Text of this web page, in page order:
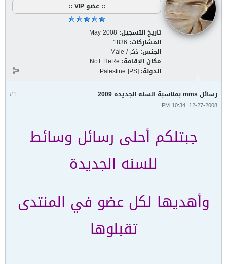
:: عضو VIP ::
تاريخ التسجيل: May 2008
المشاركات: 1836
الجنس: ذكر / Male
مكان الإقامة: NoT HeRe
الدولة: Palestine [PS]
#1 رسائل mms بمناسبة السنه الجديده 2009
12-27-2008, 10:34 PM
جبتلكم أحلى رسائل وسائط
للسنه الجديدة
وأهديها لكل عضو في المنتدى
تقبلوها